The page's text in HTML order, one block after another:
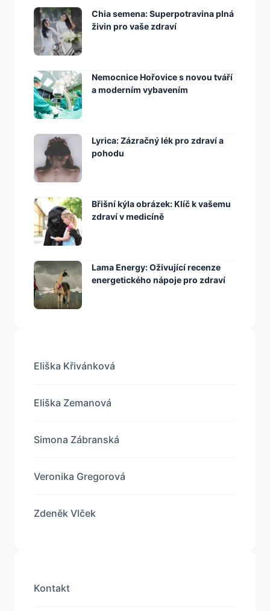
Chia semena: Superpotravina plná
živin pro vaše zdraví
Nemocnice Hořovice s novou tváří
a moderním vybavením
Lyrica: Zázračný lék pro zdraví a
pohodu
Břišní kýla obrázek: Klíč k vašemu
zdraví v medicíně
Lama Energy: Oživující recenze
energetického nápoje pro zdraví
Eliška Křivánková
Eliška Zemanová
Simona Zábranská
Veronika Gregorová
Zdeněk Vlček
Kontakt